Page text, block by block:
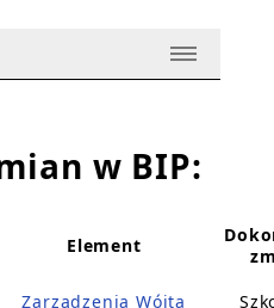
w BIP:
Element
Zarządzenia Wójta